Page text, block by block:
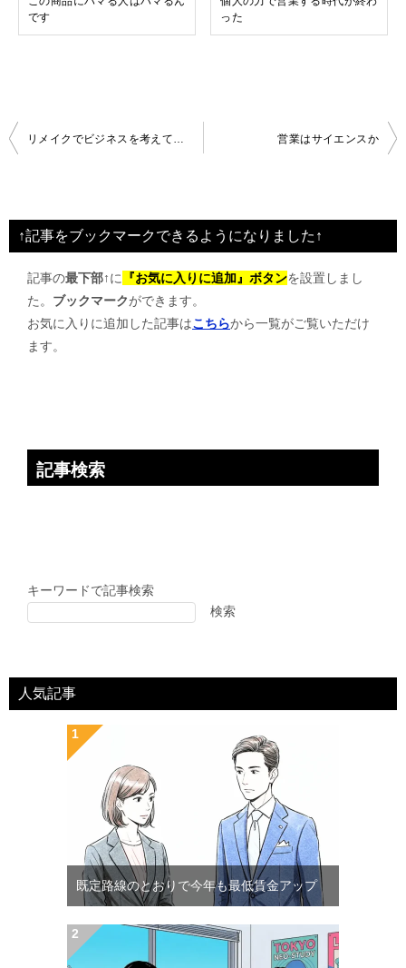
です
った
投
ビ
ゲ
営業はサイエンスか
↑記事をブックマークできるようになりました↑
記事の最下部↑に 『お気に入りに追加』ボタンを設置しまし
た。 ブックマークができます。
お気に入りに追加した記事はこちらから一覧がご覧いただけ
ます。
記事検索
キーワードで記事検索
検索
人気記事
既定路線のとおりで今年も最低賃金アップ